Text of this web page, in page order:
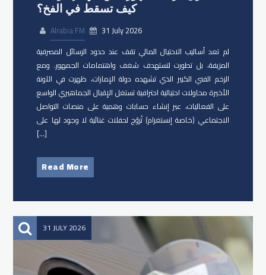
كيف تسقط في الفخ؟
Alrabia FM
31 July 2026
لم تعد أساليب الاحتيال المالي تقف عند حدود الرسائل المصرفية
المزيفة، بل تطورت لتستهدف شغف واهتمامات الجمهور. ومع
الزخم الفني الكبير الذي تشهده دولة الإمارات، ظهرت في الآونة
الأخيرة محاولات احتيالية احترافية تستغل الإقبال الجماهيري الواسع
على الفعاليات، عبر إنشاء حسابات وهمية على منصات التواصل
الاجتماعي (خاصة إنستغرام) تُروّج لحفلات غنائية لا وجود لها على
[…]
Read More
31 JULY 2026